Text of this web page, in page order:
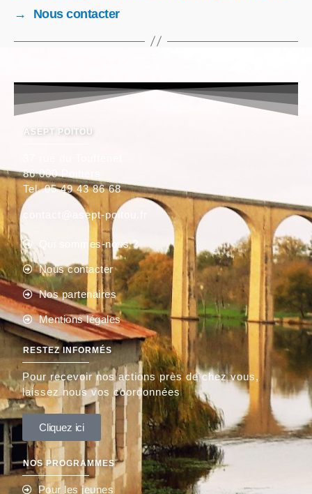
→
Nous contacter
ASEPT POITOU
86 000 Poitiers
Tel. 05 49 43 86 68
contact@asept-poitou.fr
Qui sommes-nous ?
Nous contacter
Nos partenaires
Mentions légales
RESTEZ INFORMÉS
Pour recevoir nos actions près de chez vous,
laissez nous vos coordonnées
Cliquez ici
NOS PROGRAMMES
Pour les jeunes